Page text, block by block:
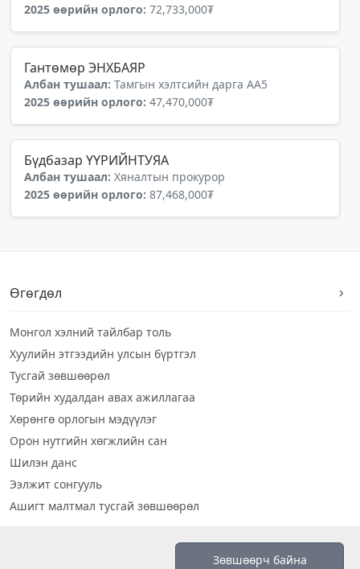
2025 өөрийн орлого: 72,733,000₮
Гантөмөр ЭНХБАЯР
Албан тушаал: Тамгын хэлтсийн дарга АА5
2025 өөрийн орлого: 47,470,000₮
Бүдбазар ҮҮРИЙНТУЯА
Албан тушаал: Хяналтын прокурор
2025 өөрийн орлого: 87,468,000₮
Өгөгдөл
Монгол хэлний тайлбар толь
Хуулийн этгээдийн улсын бүртгэл
Тусгай зөвшөөрөл
Төрийн худалдан авах ажиллагаа
Хөрөнгө орлогын мэдүүлэг
Орон нутгийн хөгжлийн сан
Шилэн данс
Ээлжит сонгууль
Ашигт малтмал тусгай зөвшөөрөл
Зөвшөөрч байна